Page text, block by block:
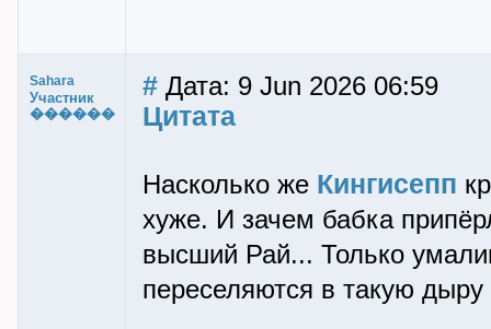
Sahara
Участник
������
# Дата: 9 Jun 2026 06:59
Цитата
Насколько же Кингисепп
хуже. И зачем бабка
высший Рай... Только
переселяются в такую